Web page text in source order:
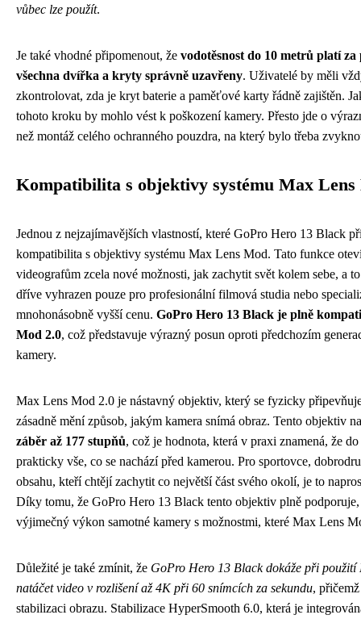
vůbec lze použít.
Je také vhodné připomenout, že vodotěsnost do 10 metrů platí
všechna dvířka a kryty správně uzavřeny. Uživatelé by měli
zkontrolovat, zda je kryt baterie a paměťové karty řádně zajištěn.
tohoto kroku by mohlo vést k poškození kamery. Přesto jde o
než montáž celého ochranného pouzdra, na který bylo třeba
Kompatibilita s objektivy systému Max Lens
Jednou z nejzajímavějších vlastností, které GoPro Hero 13 Black
kompatibilita s objektivy systému Max Lens Mod. Tato funkce
videografům zcela nové možnosti, jak zachytit svět kolem sebe, a
dříve vyhrazen pouze pro profesionální filmová studia nebo
mnohonásobně vyšší cenu. GoPro Hero 13 Black je plně
Mod 2.0, což představuje výrazný posun oproti předchozím
kamery.
Max Lens Mod 2.0 je nástavný objektiv, který se fyzicky
zásadně mění způsob, jakým kamera snímá obraz. Tento objektiv
záběr až 177 stupňů, což je hodnota, která v praxi znamená, že
prakticky vše, co se nachází před kamerou. Pro sportovce,
obsahu, kteří chtějí zachytit co největší část svého okolí, je to
Díky tomu, že GoPro Hero 13 Black tento objektiv plně
výjimečný výkon samotné kamery s možnostmi, které Max Lens
Důležité je také zmínit, že GoPro Hero 13 Black dokáže při použití
natáčet video v rozlišení až 4K při 60 snímcích za sekundu,
stabilizaci obrazu. Stabilizace HyperSmooth 6.0, která je